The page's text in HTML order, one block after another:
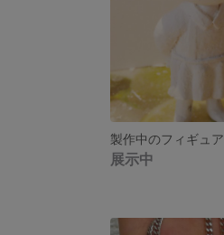
製作中のフィギュア
展示中